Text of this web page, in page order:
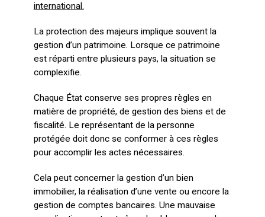
international.
La protection des majeurs implique souvent la
gestion d’un patrimoine. Lorsque ce patrimoine
est réparti entre plusieurs pays, la situation se
complexifie.
Chaque État conserve ses propres règles en
matière de propriété, de gestion des biens et de
fiscalité. Le représentant de la personne
protégée doit donc se conformer à ces règles
pour accomplir les actes nécessaires.
Cela peut concerner la gestion d’un bien
immobilier, la réalisation d’une vente ou encore la
gestion de comptes bancaires. Une mauvaise